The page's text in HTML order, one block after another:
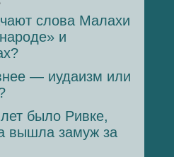
слова Малахи
и
— иудаизм или
было Ривке,
вышла замуж за